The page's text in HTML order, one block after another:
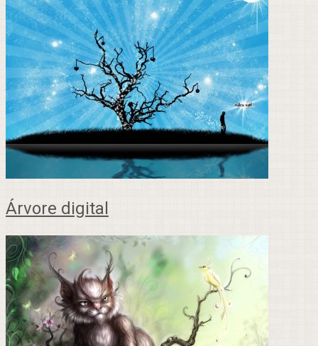
Árvore digital